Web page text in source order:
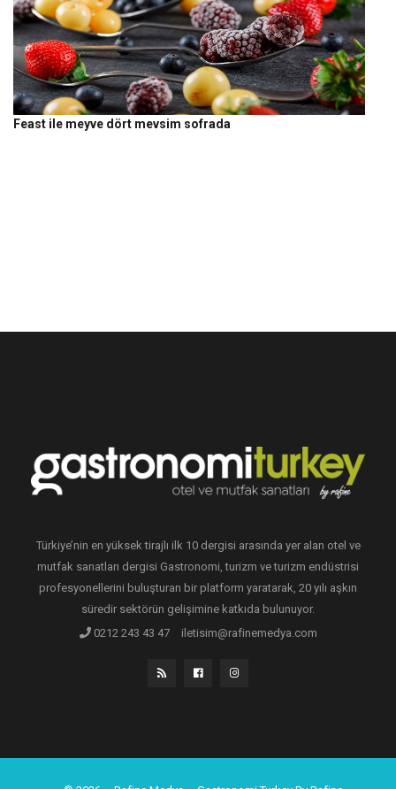
Feast ile meyve dört mevsim sofrada
Türkiye’nin en yüksek tirajlı ilk 10 dergisi arasında yer alan otel ve
mutfak sanatları dergisi Gastronomi, turizm ve turizm endüstrisi
profesyonellerini buluşturan bir platform yaratarak, 20 yılı aşkın
süredir sektörün gelişimine katkıda bulunuyor.
0212 243 43 47
iletisim@rafinemedya.com